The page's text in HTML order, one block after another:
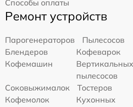
Способы оплаты
Ремонт устройств
Парогенераторов
Пылесосов
Блендеров
Кофеварок
Кофемашин
Вертикальных
пылесосов
Соковыжималок
Тостеров
Кофемолок
Кухонных